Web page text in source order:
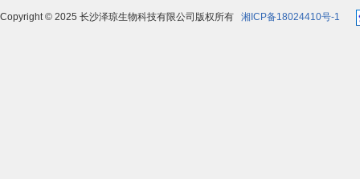
Copyright © 2025 长沙泽琼生物科技有限公司版权所有 湘ICP备18024410号-1